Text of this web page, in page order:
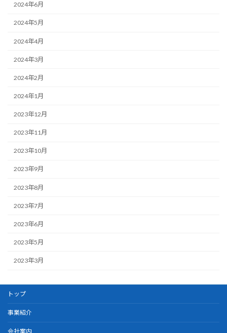
2024年6月
2024年5月
2024年4月
2024年3月
2024年2月
2024年1月
2023年12月
2023年11月
2023年10月
2023年9月
2023年8月
2023年7月
2023年6月
2023年5月
2023年3月
トップ
事業紹介
会社案内